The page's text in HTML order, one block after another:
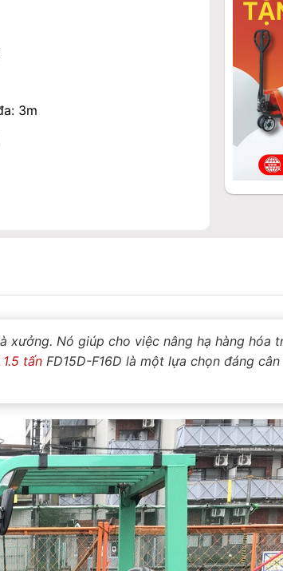
3m
Nó giúp cho việc nâng hạ hàng hóa
tấn FD15D-F16D là một lựa chọn đáng